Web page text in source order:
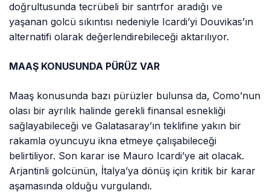
doğrultusunda tecrübeli bir santrfor aradığı ve
yaşanan golcü sıkıntısı nedeniyle Icardi’yi Douvikas’ın
alternatifi olarak değerlendirebileceği aktarılıyor.
MAAŞ KONUSUNDA PÜRÜZ VAR
Maaş konusunda bazı pürüzler bulunsa da, Como’nun
olası bir ayrılık halinde gerekli finansal esnekliği
sağlayabileceği ve Galatasaray’ın teklifine yakın bir
rakamla oyuncuyu ikna etmeye çalışabileceği
belirtiliyor. Son karar ise Mauro Icardi’ye ait olacak.
Arjantinli golcünün, İtalya’ya dönüş için kritik bir karar
aşamasında olduğu vurgulandı.